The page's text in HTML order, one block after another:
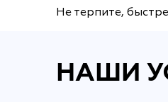
Не терпите,
НАШИ